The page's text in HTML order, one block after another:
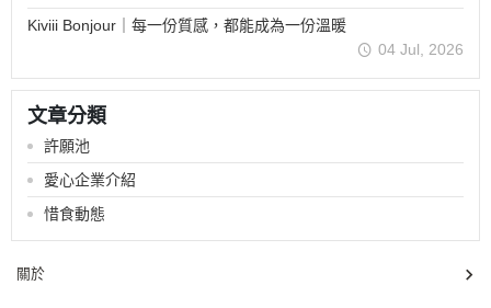
Kiviii Bonjour｜每一份質感，都能成為一份溫暖
04 Jul, 2026
文章分類
許願池
愛心企業介紹
惜食動態
關於